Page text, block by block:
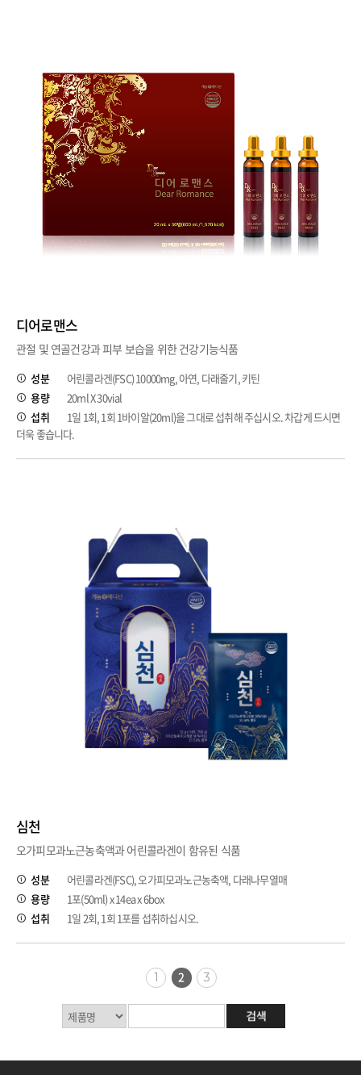
디어로맨스
관절 및 연골건강과 피부 보습을 위한 건강기능식품
성분
어린콜라겐(FSC) 10000mg, 아연, 다래줄기, 키틴
용량
20ml X 30vial
섭취
1일 1회, 1회 1바이알(20ml)을 그대로 섭취해 주십시오. 차갑게 드시면
더욱 좋습니다.
심천
오가피모과노근농축액과 어린콜라겐이 함유된 식품
성분
어린콜라겐(FSC), 오가피모과노근농축액, 다래나무열매
용량
1포(50ml) x 14ea x 6box
섭취
1일 2회, 1회 1포를 섭취하십시오.
1 2 3